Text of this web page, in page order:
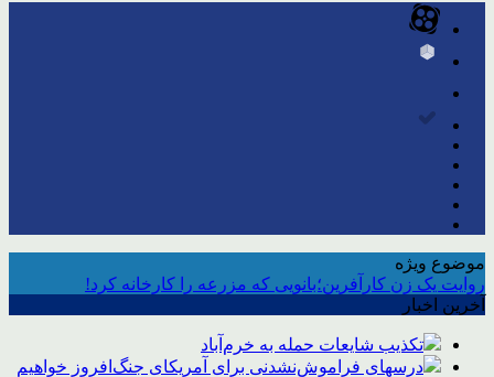
موضوع ویژه
روایت یک زن کارآفرین؛بانویی که مزرعه را کارخانه کرد!
آخرین اخبار
تکذیب شایعات حمله به خرم‌آباد
درسهای فراموش‌نشدنی برای آمریکای جنگ‌افروز خواهیم